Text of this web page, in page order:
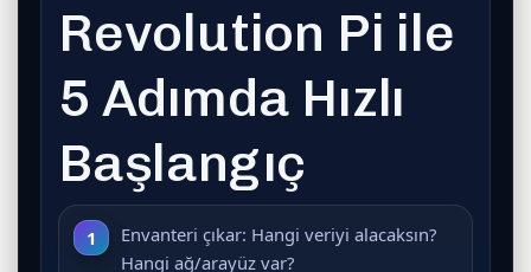
Revolution Pi ile
5 Adımda Hızlı
Başlangıç
Envanteri çıkar: Hangi veriyi alacaksın?
Hangi ağ/arayüz var?